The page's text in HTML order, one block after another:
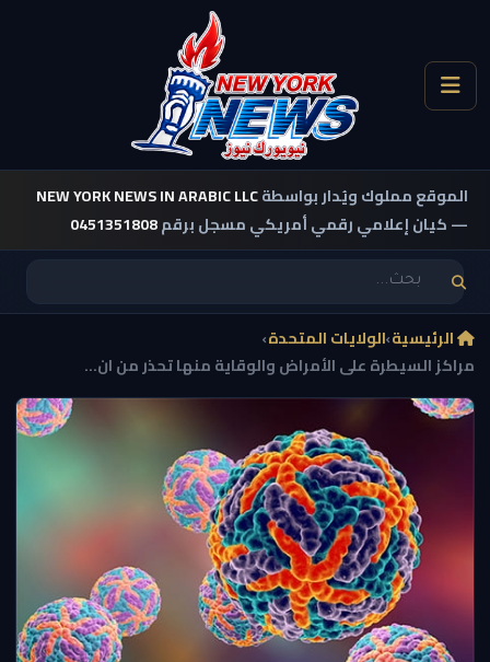
الموقع مملوك ويُدار بواسطةNEW YORK NEWS IN ARABIC LLC
— كيان إعلامي رقمي أمريكي مسجل برقم0451351808
الرئيسية›الولايات المتحدة›
مراكز السيطرة على الأمراض والوقاية منها تحذر من ان...